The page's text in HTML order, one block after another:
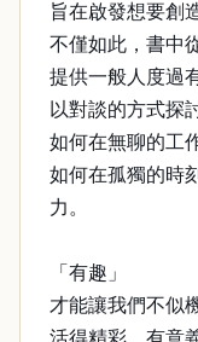
旨在啟發想要創
不僅如此，書中
提供一般人度過
以對談的方式探
如何在無聊的工
如何在孤獨的時
力。
「有趣」
才能讓我們不似
活得精彩、有意